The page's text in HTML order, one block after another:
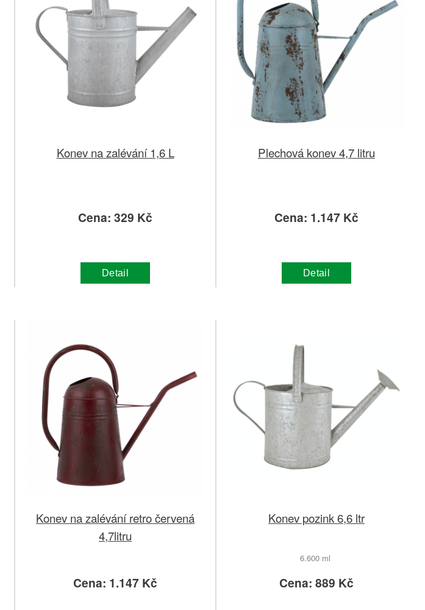
Konev na zalévání 1,6 L
Cena: 329 Kč
Detail
Plechová konev 4,7 litru
Cena: 1.147 Kč
Detail
Konev na zalévání retro červená
4,7litru
Cena: 1.147 Kč
Konev pozink 6,6 ltr
6.600 ml
Cena: 889 Kč